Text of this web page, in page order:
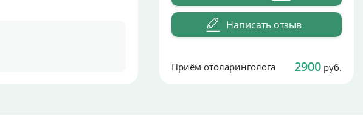
Написать отзыв
Приём отоларинголога 2900 руб.